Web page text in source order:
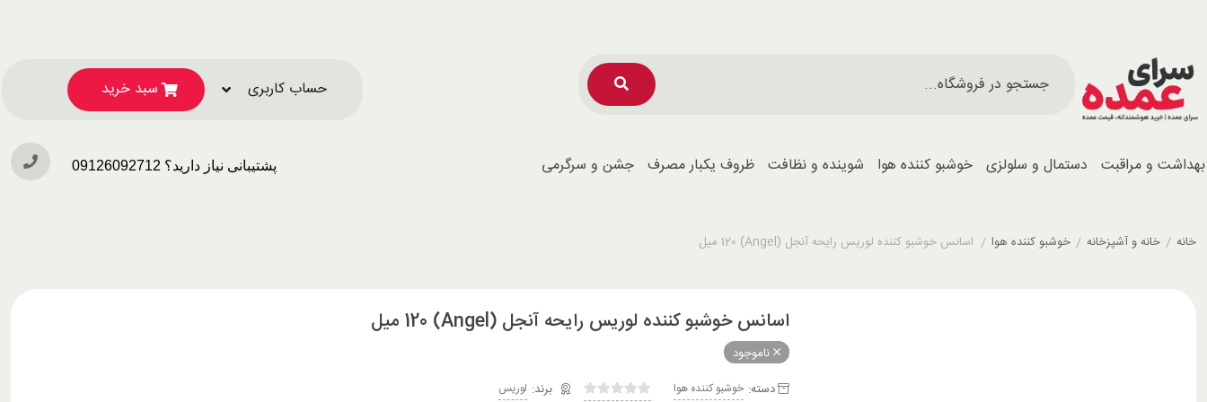
حساب کاربری سبد خرید
بهداشت و مراقبت دستمال و سلولزی خوشبو کننده هوا شوینده و نظافت ظروف یکبار مصرف جشن و سرگرمی پشتیبانی نیاز دارید؟ 09126092712
خانه / خانه و آشپزخانه / خوشبو کننده هوا / اسانس خوشبو کننده لوریس رایحه آنجل (Angel) 120 میل
اسانس خوشبو کننده لوریس رایحه آنجل (Angel) 120 میل
ناموجود
دسته: خوشبو کننده هوا لوریس